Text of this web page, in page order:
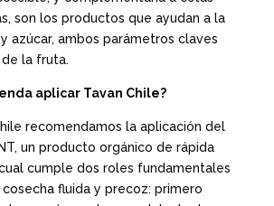
son los productos que ayudan a la
azúcar, ambos parámetros claves
la fruta.
aplicar Tavan Chile?
recomendamos la aplicación del
un producto orgánico de rápida
cumple dos roles fundamentales
fluida y precoz: primero